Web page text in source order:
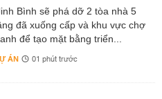
Bình sẽ phá dỡ 2 tòa nhà 5
đã xuống cấp và khu vực chợ
để tạo mặt bằng triển...
ÁN 01 phút trước